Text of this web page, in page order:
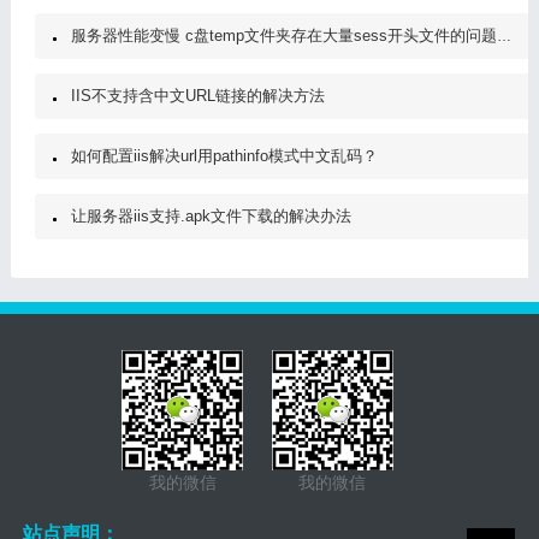
服务器性能变慢 c盘temp文件夹存在大量sess开头文件的问题原因及解决
IIS不支持含中文URL链接的解决方法
如何配置iis解决url用pathinfo模式中文乱码？
让服务器iis支持.apk文件下载的解决办法
我的微信 我的微信
站点声明：